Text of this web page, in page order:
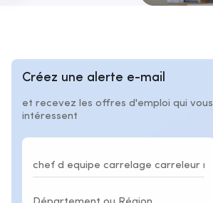
Créez une alerte e-mail
et recevez les offres d'emploi qui vous
intéressent